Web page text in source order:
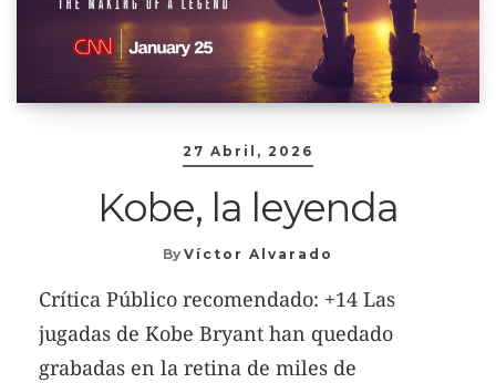
27 Abril, 2026
Kobe, la leyenda
By Víctor Alvarado
Crítica Público recomendado: +14 Las
jugadas de Kobe Bryant han quedado
grabadas en la retina de miles de